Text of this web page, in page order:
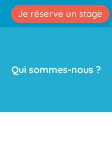
Je réserve un stage
Qui sommes-nous ?